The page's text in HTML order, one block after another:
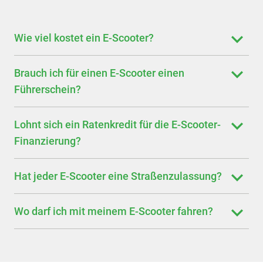
Wie viel kostet ein E-Scooter?
Brauch ich für einen E-Scooter einen
Führerschein?
Lohnt sich ein Ratenkredit für die E-Scooter-
Finanzierung?
Hat jeder E-Scooter eine Straßenzulassung?
Wo darf ich mit meinem E-Scooter fahren?